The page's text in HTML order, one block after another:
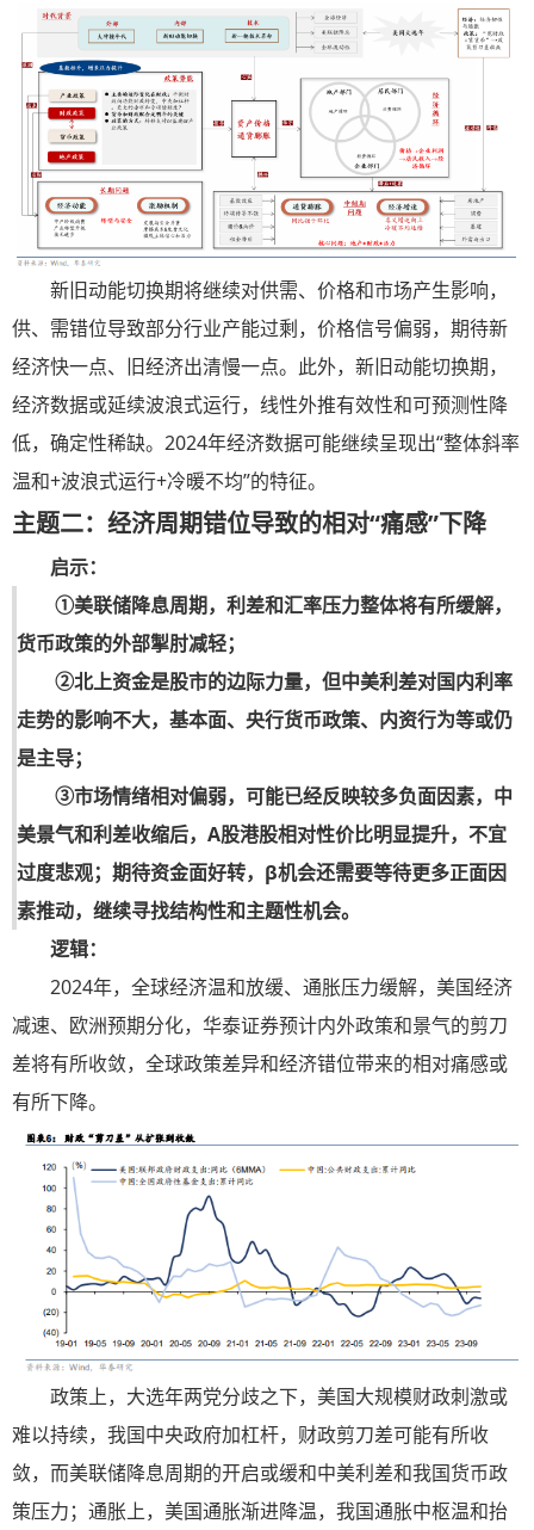
新旧动能切换期将继续对供需、价格和市场产生影响，
供、需错位导致部分行业产能过剩，价格信号偏弱，期待新
经济快一点、旧经济出清慢一点。此外，新旧动能切换期，
经济数据或延续波浪式运行，线性外推有效性和可预测性降
低，确定性稀缺。2024年经济数据可能继续呈现出“整体斜率
温和+波浪式运行+冷暖不均”的特征。
主题二：经济周期错位导致的相对“痛感”下降
启示：
①美联储降息周期，利差和汇率压力整体将有所缓解，
货币政策的外部掣肘减轻；
②北上资金是股市的边际力量，但中美利差对国内利率
走势的影响不大，基本面、央行货币政策、内资行为等或仍
是主导；
③市场情绪相对偏弱，可能已经反映较多负面因素，中
美景气和利差收缩后，A股港股相对性价比明显提升，不宜
过度悲观；期待资金面好转，β机会还需要等待更多正面因
素推动，继续寻找结构性和主题性机会。
逻辑：
2024年，全球经济温和放缓、通胀压力缓解，美国经济
减速、欧洲预期分化，华泰证券预计内外政策和景气的剪刀
差将有所收敛，全球政策差异和经济错位带来的相对痛感或
有所下降。
政策上，大选年两党分歧之下，美国大规模财政刺激或
难以持续，我国中央政府加杠杆，财政剪刀差可能有所收
敛，而美联储降息周期的开启或缓和中美利差和我国货币政
策压力；通胀上，美国通胀渐进降温，我国通胀中枢温和抬